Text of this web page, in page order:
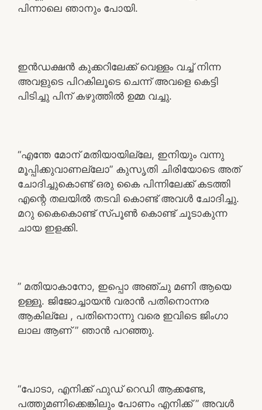
പിന്നാലെ ഞാനും പോയി.
ഇൻഡക്ഷൻ കുക്കറിലേക്ക് വെള്ളം വച്ച് നിന്ന
അവളുടെ പിറകിലൂടെ ചെന്ന് അവളെ കെട്ടി
പിടിച്ചു പിന് കഴുത്തിൽ ഉമ്മ വച്ചു.
“എന്തേ മോന് മതിയായില്ലേ, ഇനിയും വന്നു
മൂപ്പിക്കുവാണല്ലോ” കുസൃതി ചിരിയോടെ അത്
ചോദിച്ചുകൊണ്ട് ഒരു കൈ പിന്നിലേക്ക് കടത്തി
എന്റെ തലയിൽ തടവി കൊണ്ട് അവൾ ചോദിച്ചു.
മറു കൈകൊണ്ട് സ്പൂൺ കൊണ്ട് ചൂടാകുന്ന
ചായ ഇളക്കി.
” മതിയാകാനോ, ഇപ്പൊ അഞ്ചു മണി ആയെ
ഉള്ളൂ. ജിജോച്ചായൻ വരാൻ പതിനൊന്നര
ആകില്ലേ , പതിനൊന്നു വരെ ഇവിടെ ജിംഗാ
ലാല ആണ് ” ഞാൻ പറഞ്ഞു.
“പോടാ, എനിക്ക് ഫുഡ് റെഡി ആക്കണ്ടേ,
പത്തുമണിക്കെങ്കിലും പോണം എനിക്ക് ” അവൾ